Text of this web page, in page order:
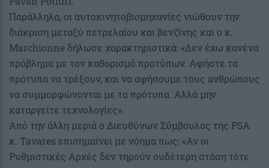
Παράλληλα, οι αυτοκινητοβιομηχανίες νιώθουν την
διάκριση μεταξύ πετρελαίου και βενζίνης και ο κ.
Marchionne δήλωσε χαρακτηριστικά: «Δεν έχω κανένα
πρόβλημα με τον καθορισμό προτύπων. Αφήστε τα
πρότυπα να τρέξουν, και να αφήσουμε τους ανθρώπους
να συμμορφώνονται με τα πρότυπα. Αλλά μην
καταργείτε τεχνολογίες».
Από την άλλη μεριά ο Διευθύνων Σύμβουλος της PSA
κ. Tavares επισημαίνει με νόημα πως: «Αν οι
Ρυθμιστικές Αρχές δεν τηρούν ουδέτερη στάση τότε